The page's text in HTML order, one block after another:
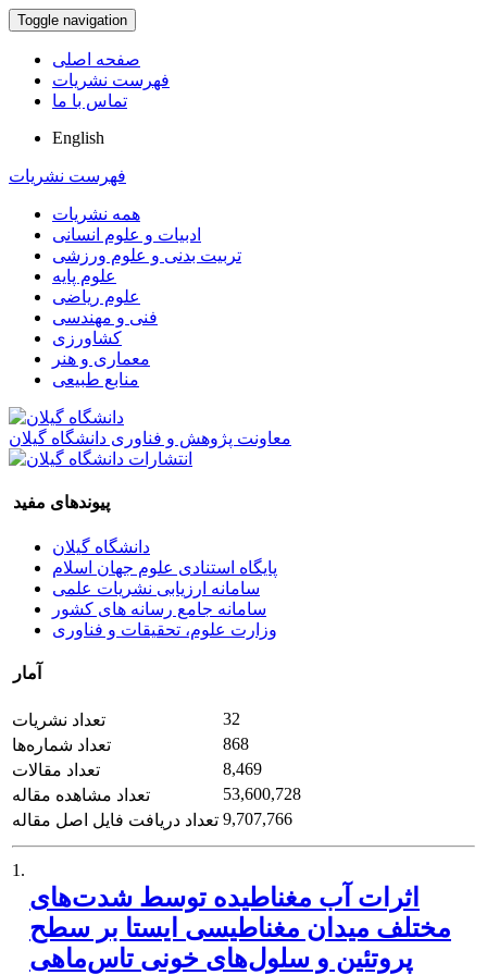
Toggle navigation
صفحه اصلی
فهرست نشریات
تماس با ما
English
فهرست نشریات
همه نشریات
ادبیات و علوم انسانی
تربیت بدنی و علوم ورزشی
علوم پایه
علوم ریاضی
فنی و مهندسی
کشاورزی
معماری و هنر
منابع طبیعی
معاونت پژوهش و فناوری دانشگاه گیلان
پیوندهای مفید
دانشگاه گیلان
پایگاه استنادی علوم جهان اسلام
سامانه ارزیابی نشریات علمی
سامانه جامع رسانه های کشور
وزارت علوم، تحقیقات و فناوری
آمار
تعداد نشریات
32
تعداد شماره‌ها
868
تعداد مقالات
8,469
تعداد مشاهده مقاله
53,600,728
تعداد دریافت فایل اصل مقاله 9,707,766
1.
اثرات آب مغناطیده توسط شدت‌های
مختلف میدان مغناطیسی ایستا بر سطح
پروتئین و سلول‌های خونی تاس‌ماهی